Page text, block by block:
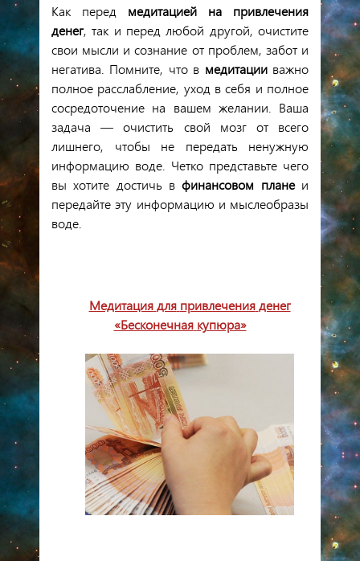
Как перед медитацией на
привлечения
денег,так и перед любой другой,очистите
свои мысли и сознание от проблем, забот и
негатива. Помните, что в медитации важно
полное расслабление, уход в себя и полное
сосредоточение на вашем желании. Ваша
задача — очистить свой мозг от всего
лишнего, чтобы не передать
ненужную
информацию воде. Четко представьте чего
вы хотите достичь в финансовом плане и
передайте эту информацию и мыслеобразы
воде.
Медитациядля привлеченияденег
«Бесконечная купюра»